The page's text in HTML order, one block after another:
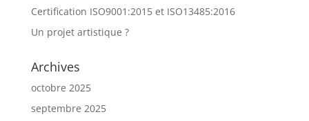
Certification ISO9001:2015 et ISO13485:2016
Un projet artistique ?
Archives
octobre 2025
septembre 2025